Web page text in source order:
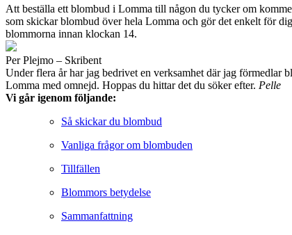
Att beställa ett blombud i Lomma till någon du tycker om
som skickar blombud över hela Lomma och gör det enkelt för dig att hitta det du söker efter. Alla de fackhandlare som vi valt att jämföra erbjuder
blommorna innan klockan 14.
Per Plejmo – Skribent
Under flera år har jag bedrivet en verksamhet där jag förmedlar blombud till privatpersoner och företag runt
Lomma med omnejd. Hoppas du hittar det du söker efter. Pelle
Vi går igenom följande:
Så skickar du blombud
Vanliga frågor om blombuden
Tillfällen
Blommors betydelse
Sammanfattning